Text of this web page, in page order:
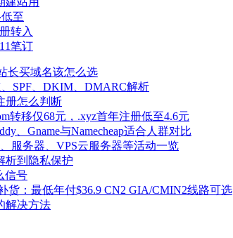
至
转入
笔订
长买域名该怎么选
SPF、DKIM、DMARC解析
册怎么判断
转移仅68元，.xyz首年注册低至4.6元
、Gname与Namecheap适合人群对比
服务器、VPS云服务器等活动一览
析到隐私保护
信号
货：最低年付$36.9 CN2 GIA/CMIN2线路可选
解决方法